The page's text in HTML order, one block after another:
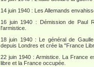
14 juin 1940 : Les Allemands
16 juin 1940 : Démission de Paul
l'armistice.
18 juin 1940 : Le général de
depuis Londres et crée la "France
22 juin 1940 : Armistice. La France
libre et la France occupée.